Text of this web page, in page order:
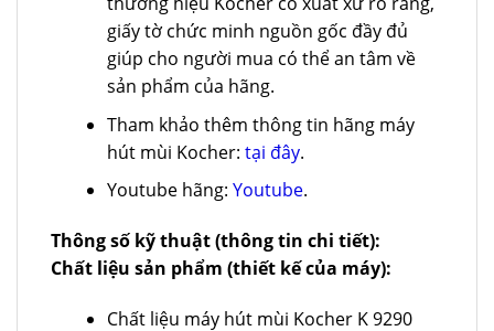
giấy tờ chức minh nguồn gốc đầy đủ
giúp cho người mua có thể an tâm về
sản phẩm của hãng.
Tham khảo thêm thông tin hãng máy
hút mùi Kocher: tại đây.
Youtube hãng: Youtube.
Thông số kỹ thuật (thông tin chi tiết):
Chất liệu sản phẩm (thiết kế của máy):
Chất liệu máy hút mùi Kocher K 9290